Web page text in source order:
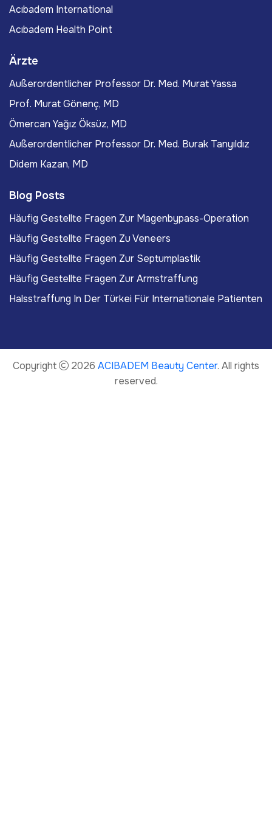
Acıbadem International
Acıbadem Health Point
Ärzte
Außerordentlicher Professor Dr. Med. Murat Yassa
Prof. Murat Gönenç, MD
Ömercan Yağız Öksüz, MD
Außerordentlicher Professor Dr. Med. Burak Tanyıldız
Didem Kazan, MD
Blog Posts
Häufig Gestellte Fragen Zur Magenbypass-Operation
Häufig Gestellte Fragen Zu Veneers
Häufig Gestellte Fragen Zur Septumplastik
Häufig Gestellte Fragen Zur Armstraffung
Halsstraffung In Der Türkei Für Internationale Patienten
Copyright 2026 ACIBADEM Beauty Center. All rights
reserved.